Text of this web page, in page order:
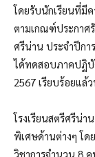
โดยรับนักเรียนที่มี
ตามเกณฑ์ประกาศ
ศรีน่าน ประจำปีก
ได้ทดสอบภาคปฏิ
2567 เรียบร้อยแล้
โรงเรียนสตรีศรีน่
พิเศษด้านต่างๆ โด
วิชาการจำนวน 8